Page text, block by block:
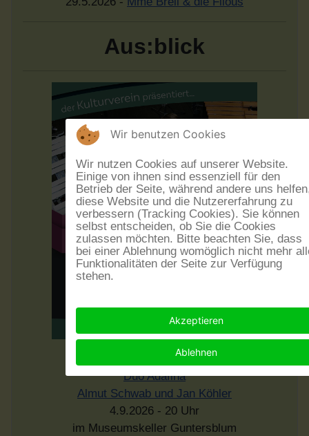
Aus:blick
"Shtrudel mit Krem"
Duo Adafina
Almut Schwab und Jan Köhler
4.9.2026 - 20 Uhr
im Museumskeller Guntersblum
Wir benutzen Cookies
Wir nutzen Cookies auf unserer Website.
Einige von ihnen sind essenziell für den
Betrieb der Seite, während andere uns
diese Website und die Nutzererfahrung zu
verbessern (Tracking Cookies). Sie können
selbst entscheiden, ob Sie die Cookies
zulassen möchten. Bitte beachten Sie, dass
bei einer Ablehnung womöglich nicht mehr
Funktionalitäten der Seite zur Verfügung
stehen.
Akzeptieren
Ablehnen